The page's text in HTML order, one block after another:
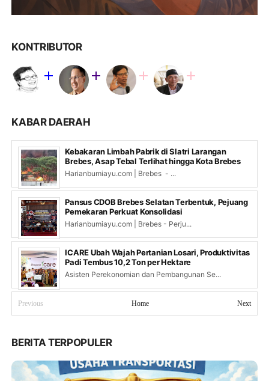
KONTRIBUTOR
KABAR DAERAH
Kebakaran Limbah Pabrik di Slatri Larangan
Brebes, Asap Tebal Terlihat hingga Kota Brebes
Harianbumiayu.com | Brebes - ...
Pansus CDOB Brebes Selatan Terbentuk, Pejuang
Pemekaran Perkuat Konsolidasi
Harianbumiayu.com | Brebes - Perju...
ICARE Ubah Wajah Pertanian Losari, Produktivitas
Padi Tembus 10,2 Ton per Hektare
Asisten Perekonomian dan Pembangunan Se...
Previous Next
Home
BERITA TERPOPULER